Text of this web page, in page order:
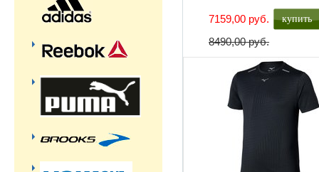
7159,00 руб.
8490,00 руб.
купить